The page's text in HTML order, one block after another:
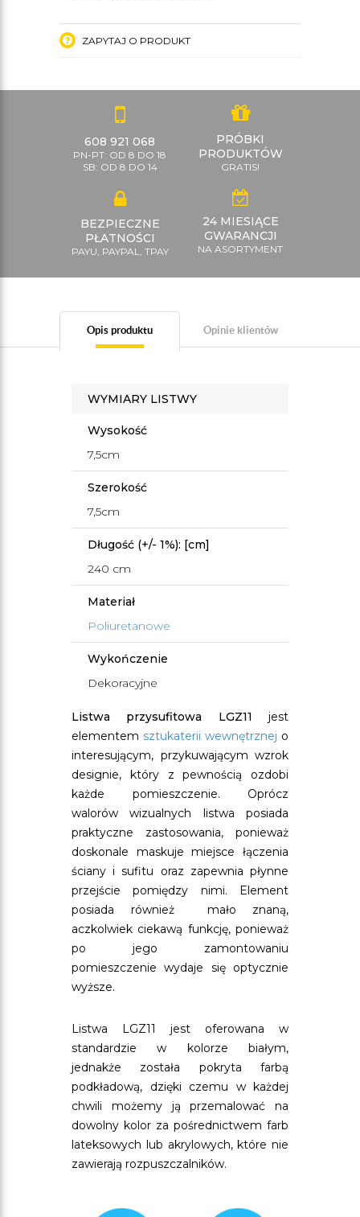
ZAPYTAJ O PRODUKT
608 921 068
PN-PT: OD 8 DO 18
SB: OD 8 DO 14
PRÓBKI
PRODUKTÓW
GRATIS!
BEZPIECZNE
PŁATNOŚCI
PAYU, PAYPAL, TPAY
24 MIESIĄCE
GWARANCJI
NA ASORTYMENT
Opis produktu Opinie klientów
WYMIARY LISTWY
Wysokość
7,5cm
Szerokość
7,5cm
Długość (+/- 1%): [cm]
240 cm
Materiał
Poliuretanowe
Wykończenie
Dekoracyjne
Listwa przysufitowa LGZ11 jest
elementem sztukaterii wewnętrznej o
interesującym, przykuwającym wzrok
designie, który z pewnością ozdobi
każde pomieszczenie. Oprócz
walorów wizualnych listwa posiada
praktyczne zastosowania, ponieważ
doskonale maskuje miejsce łączenia
ściany i sufitu oraz zapewnia płynne
przejście pomiędzy nimi. Element
posiada również mało znaną,
aczkolwiek ciekawą funkcję, ponieważ
po jego zamontowaniu
pomieszczenie wydaje się optycznie
wyższe.
Listwa LGZ11 jest oferowana w
standardzie w kolorze białym,
jednakże została pokryta farbą
podkładową, dzięki czemu w każdej
chwili możemy ją przemalować na
dowolny kolor za pośrednictwem farb
lateksowych lub akrylowych, które nie
zawierają rozpuszczalników.